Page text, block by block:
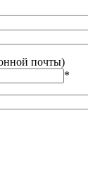
почты)
*